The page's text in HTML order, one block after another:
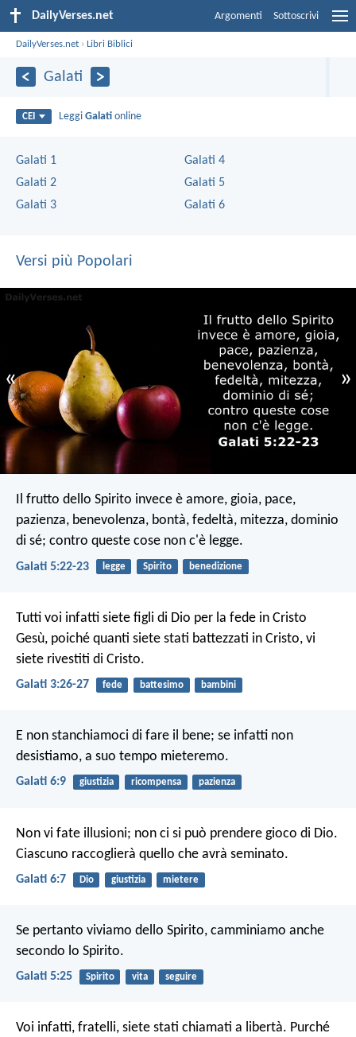
DailyVerses.net Argomenti Sottoscrivi
DailyVerses.net ›Libri Biblici
Galati
CEI LeggiGalati online
Galati 1
Galati 2
Galati 3
Galati 4
Galati 5
Galati 6
Versi più Popolari
« »
Il frutto dello Spirito invece è amore, gioia, pace,
pazienza, benevolenza, bontà, fedeltà, mitezza, dominio
di sé; contro queste cose non c'è legge.
Galati 5:22-23 legge Spirito benedizione
Tutti voi infatti siete figli di Dio per la fede in Cristo
Gesù, poiché quanti siete stati battezzati in Cristo, vi
siete rivestiti di Cristo.
Galati 3:26-27 fede battesimo bambini
E non stanchiamoci di fare il bene; se infatti non
desistiamo, a suo tempo mieteremo.
Galati 6:9 giustizia ricompensa pazienza
Non vi fate illusioni; non ci si può prendere gioco di Dio.
Ciascuno raccoglierà quello che avrà seminato.
Galati 6:7 Dio giustizia mietere
Se pertanto viviamo dello Spirito, camminiamo anche
secondo lo Spirito.
Galati 5:25 Spirito vita seguire
Voi infatti, fratelli, siete stati chiamati a libertà. Purché